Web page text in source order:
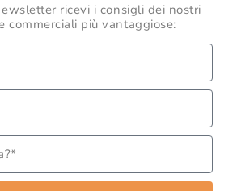
ricevi i consigli dei nostri
commerciali più vantaggiose: